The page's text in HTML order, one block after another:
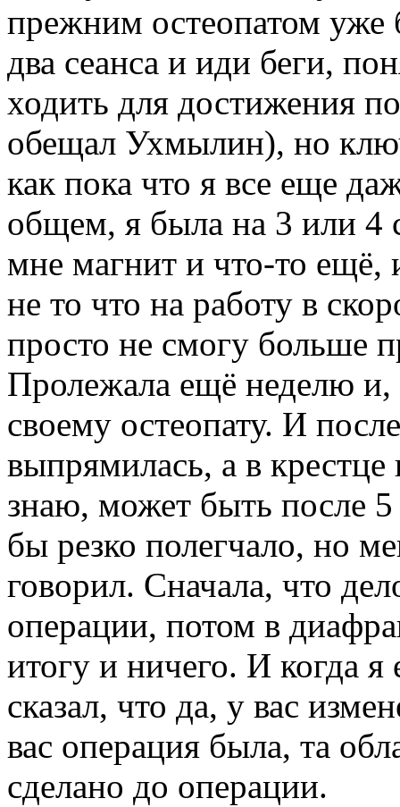
прежним остеопатом
два сеанса и иди беги,
ходить для достижения
обещал Ухмылин), но
как пока что я все еще
общем, я была на 3 или 4
мне магнит и что-то ещё,
не то что на работу в
просто не смогу больше
Пролежала ещё неделю и,
своему остеопату. И
выпрямилась, а в
знаю, может быть после
бы резко полегчало, но
говорил. Сначала, что
операции, потом в
итогу и ничего. И когда я
сказал, что да, у вас
вас операция была, та
сделано до операции.